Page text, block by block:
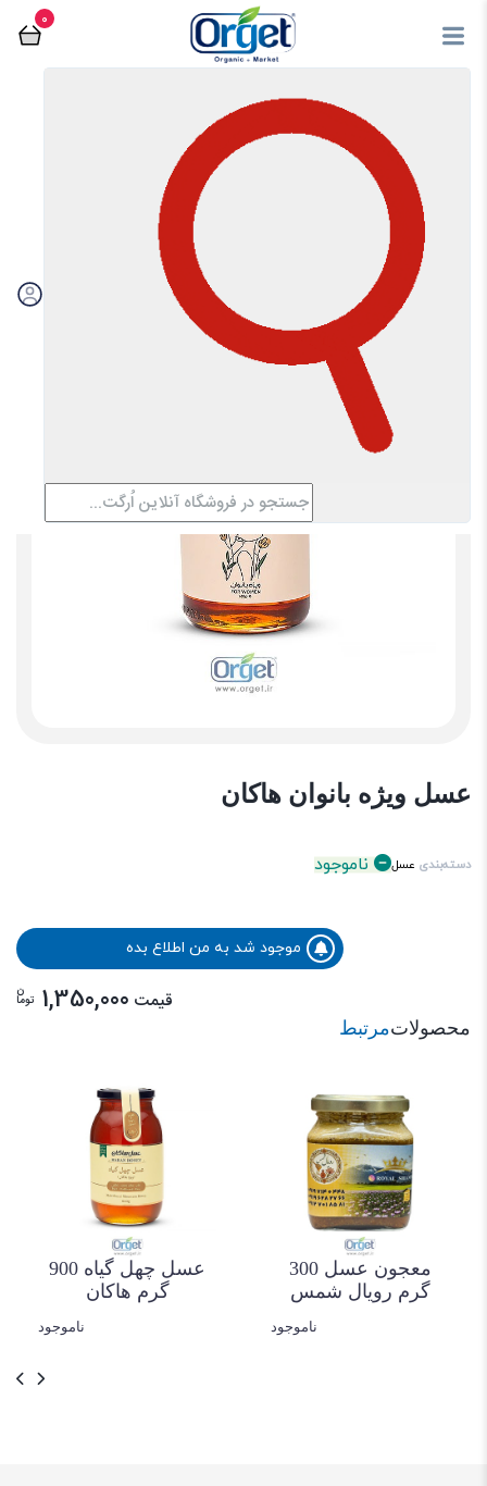
0
عسل ویژه بانوان هاکان
دسته‌بندی عسل ناموجود
موجود شد به من اطلاع بده
قیمت 1,350,000 توما
ن
محصولاتمرتبط
عسل چهل گیاه 900
گرم هاکان
ناموجود
معجون عسل 300
گرم رویال شمس
ناموجود